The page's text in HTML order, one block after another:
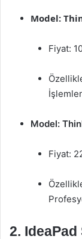
Model:
Fiyat:
Model:
Fiyat:
2. IdeaPad